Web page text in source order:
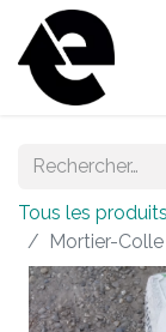
Tous les produits
Mortier-